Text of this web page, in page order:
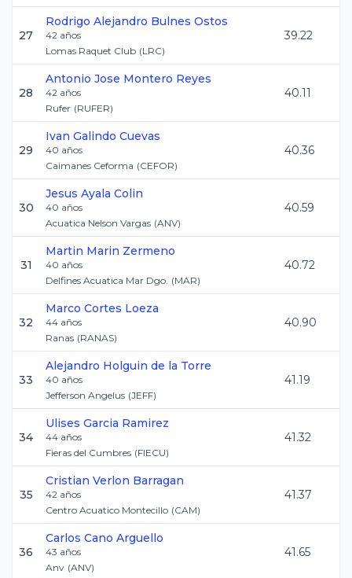
27
Rodrigo Alejandro Bulnes Ostos
42 años
Lomas Raquet Club (LRC)
39.22
28
Antonio Jose Montero Reyes
42 años
Rufer (RUFER)
40.11
29
Ivan Galindo Cuevas
40 años
Caimanes Ceforma (CEFOR)
40.36
30
Jesus Ayala Colin
40 años
Acuatica Nelson Vargas (ANV)
40.59
31
Martin Marin Zermeno
40 años
Delfines Acuatica Mar Dgo. (MAR)
40.72
32
Marco Cortes Loeza
44 años
Ranas (RANAS)
40.90
33
Alejandro Holguin de la Torre
40 años
Jefferson Angelus (JEFF)
41.19
34
Ulises Garcia Ramirez
44 años
Fieras del Cumbres (FIECU)
41.32
35
Cristian Verlon Barragan
42 años
Centro Acuatico Montecillo (CAM)
41.37
36
Carlos Cano Arguello
43 años
Anv (ANV)
41.65